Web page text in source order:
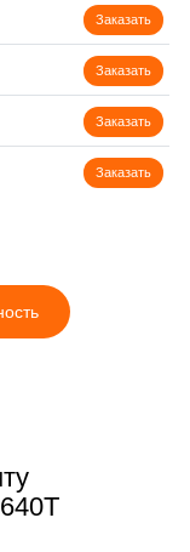
Заказать
Заказать
Заказать
Заказать